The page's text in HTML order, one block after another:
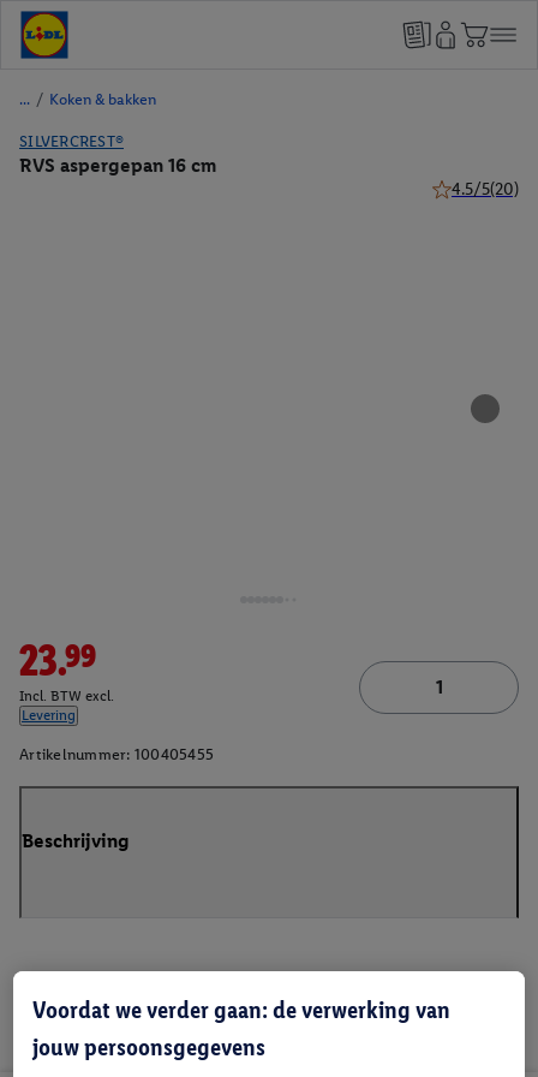
/ Koken & bakken
SILVERCREST®
RVS aspergepan 16 cm
4.5/5(20)
23.99
Incl. BTW excl.
Levering
Artikelnummer: 100405455
Beschrijving
Voordat we verder gaan: de verwerking van
jouw persoonsgegevens